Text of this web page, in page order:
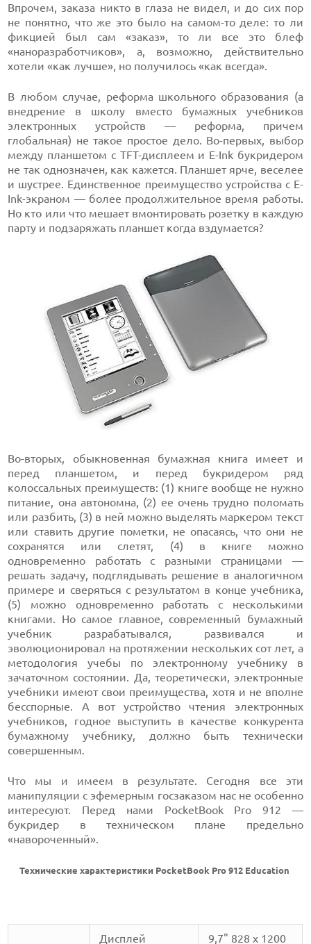
Впрочем, заказа никто в глаза не видел, и до сих пор
не понятно, что же это было на самом-то деле: то ли
фикцией был сам «заказ», то ли все это блеф
«наноразработчиков», а, возможно, действительно
хотели «как лучше», но получилось «как всегда».
В любом случае, реформа школьного образования (а
внедрение в школу вместо бумажных учебников
электронных устройств — реформа, причем
глобальная) не такое простое дело. Во-первых, выбор
между планшетом с TFT-дисплеем и E-Ink букридером
не так однозначен, как кажется. Планшет ярче, веселее
и шустрее. Единственное преимущество устройства с E-
Ink-экраном — более продолжительное время работы.
Но кто или что мешает вмонтировать розетку в каждую
парту и подзаряжать планшет когда вздумается?
Во-вторых, обыкновенная бумажная книга имеет и
перед планшетом, и перед букридером ряд
колоссальных преимуществ: (1) книге вообще не нужно
питание, она автономна, (2) ее очень трудно поломать
или разбить, (3) в ней можно выделять маркером текст
или ставить другие пометки, не опасаясь, что они не
сохранятся или слетят, (4) в книге можно
одновременно работать с разными страницами —
решать задачу, подглядывать решение в аналогичном
примере и сверяться с результатом в конце учебника,
(5) можно одновременно работать с несколькими
книгами. Но самое главное, современный бумажный
учебник разрабатывался, развивался и
эволюционировал на протяжении нескольких сот лет, а
методология учебы по электронному учебнику в
зачаточном состоянии. Да, теоретически, электронные
учебники имеют свои преимущества, хотя и не вполне
бесспорные. А вот устройство чтения электронных
учебников, годное выступить в качестве конкурента
бумажному учебнику, должно быть технически
совершенным.
Что мы и имеем в результате. Сегодня все эти
манипуляции с эфемерным госзаказом нас не особенно
интересуют. Перед нами PocketBook Pro 912 —
букридер в техническом плане предельно
«навороченный».
Технические характеристики PocketBook Pro 912 Education
Дисплей 9,7" 828 x 1200